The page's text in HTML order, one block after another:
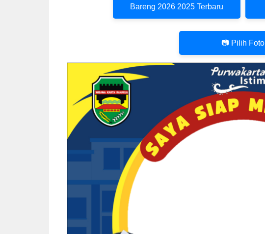
Bareng 2026 2025 Terbaru
📷 Pilih Foto